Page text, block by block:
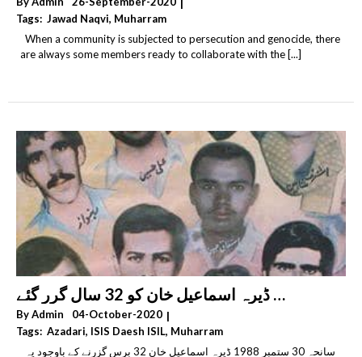
|
Tags: Jawad Naqvi, Muharram
Religious Extremism & Fundamentalism & Radicalism
Shia Genocide & Persecution
When a community is subjected to persecution and genocide, there
are always some members ready to collaborate with the [...]
سانحہ 30 ستمبر 1988 ڈیرہ اسماعیل خان کو 32 سال گرر گئے
ByAdmin |
04-October-2020
Tags: Azadari, ISIS Daesh ISIL, Muharram
Religious Extremism & Fundamentalism & Radicalism